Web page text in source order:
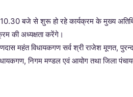
10.30 बजे से शुरू हो रहे कार्यक्रम के मुख्य
की अध्यक्षता करेंगे।
महंत विधायकगण सर्व श्री राजेश मूणत,
निगम मण्डल एवं आयोग तथा जिला